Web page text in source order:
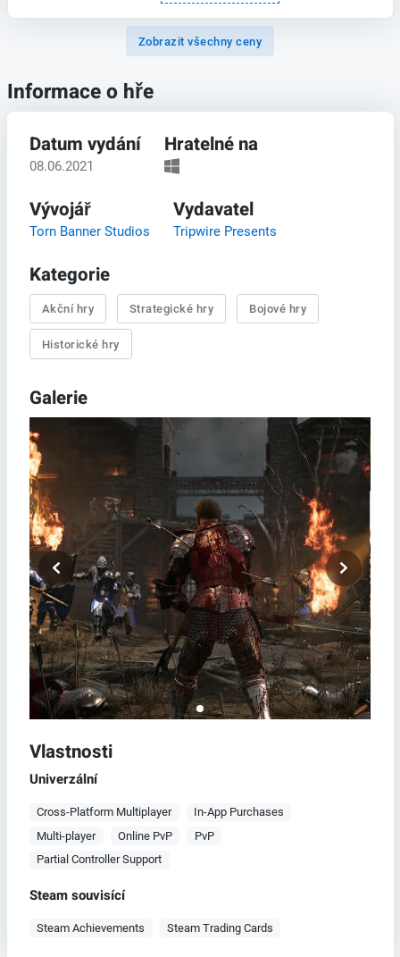
Zobrazit všechny ceny
Informace o hře
Datum vydání
08.06.2021
Hratelné na
Vývojář
Torn Banner Studios
Vydavatel
Tripwire Presents
Kategorie
Akční hry Strategické hry Bojové hry
Historické hry
Galerie
Vlastnosti
Univerzální
Cross-Platform Multiplayer
In-App Purchases
Multi-player
Online PvP
PvP
Partial Controller Support
Steam souvisící
Steam Achievements Steam Trading Cards